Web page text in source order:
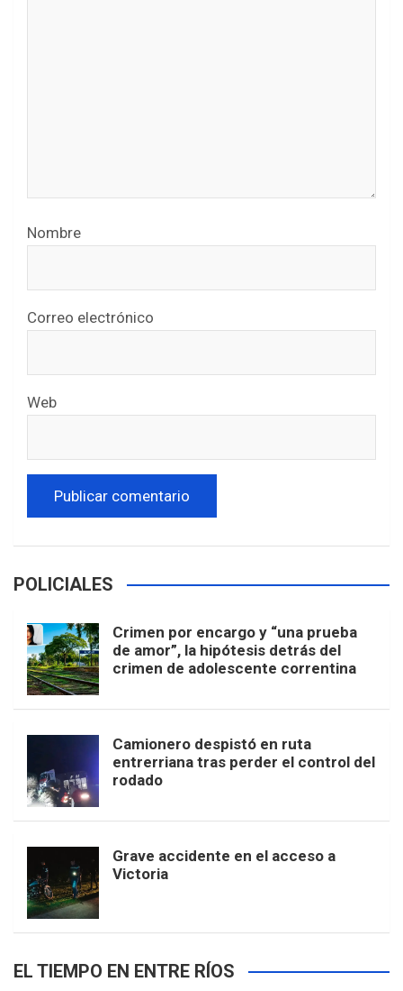
Nombre
Correo electrónico
Web
POLICIALES
Crimen por encargo y “una prueba
de amor”, la hipótesis detrás del
crimen de adolescente correntina
Camionero despistó en ruta
entrerriana tras perder el control del
rodado
Grave accidente en el acceso a
Victoria
EL TIEMPO EN ENTRE RÍOS